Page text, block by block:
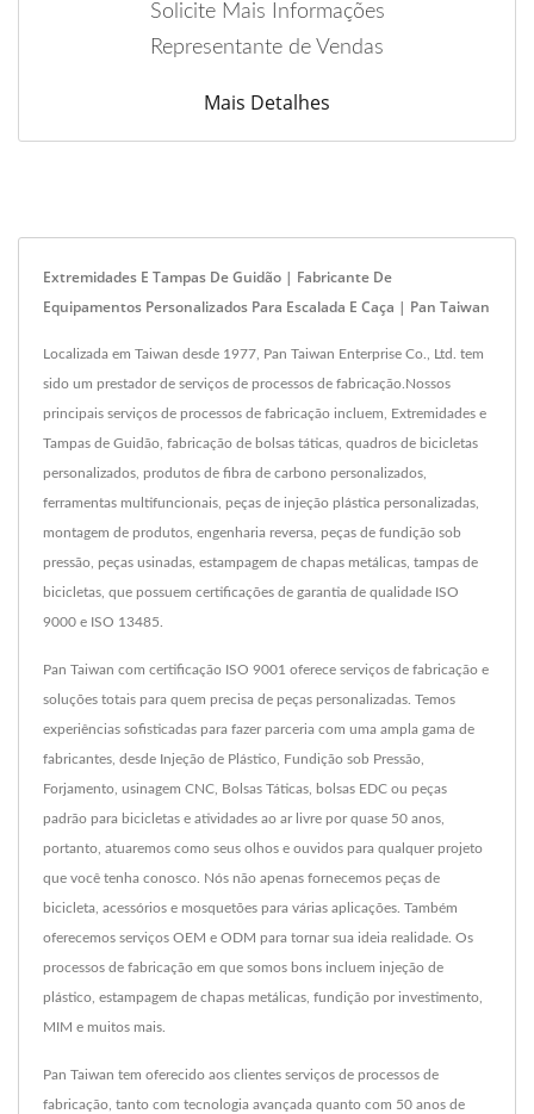
Solicite Mais Informações
Representante de Vendas
Mais Detalhes
Extremidades E Tampas De Guidão | Fabricante De
Equipamentos Personalizados Para Escalada E Caça | Pan Taiwan
Localizada em Taiwan desde 1977, Pan Taiwan Enterprise Co., Ltd. tem
sido um prestador de serviços de processos de fabricação.Nossos
principais serviços de processos de fabricação incluem, Extremidades e
Tampas de Guidão, fabricação de bolsas táticas, quadros de bicicletas
personalizados, produtos de fibra de carbono personalizados,
ferramentas multifuncionais, peças de injeção plástica personalizadas,
montagem de produtos, engenharia reversa, peças de fundição sob
pressão, peças usinadas, estampagem de chapas metálicas, tampas de
bicicletas, que possuem certificações de garantia de qualidade ISO
9000 e ISO 13485.
Pan Taiwan com certificação ISO 9001 oferece serviços de fabricação e
soluções totais para quem precisa de peças personalizadas. Temos
experiências sofisticadas para fazer parceria com uma ampla gama de
fabricantes, desde Injeção de Plástico, Fundição sob Pressão,
Forjamento, usinagem CNC, Bolsas Táticas, bolsas EDC ou peças
padrão para bicicletas e atividades ao ar livre por quase 50 anos,
portanto, atuaremos como seus olhos e ouvidos para qualquer projeto
que você tenha conosco. Nós não apenas fornecemos peças de
bicicleta, acessórios e mosquetões para várias aplicações. Também
oferecemos serviços OEM e ODM para tornar sua ideia realidade. Os
processos de fabricação em que somos bons incluem injeção de
plástico, estampagem de chapas metálicas, fundição por investimento,
MIM e muitos mais.
Pan Taiwan tem oferecido aos clientes serviços de processos de
fabricação, tanto com tecnologia avançada quanto com 50 anos de